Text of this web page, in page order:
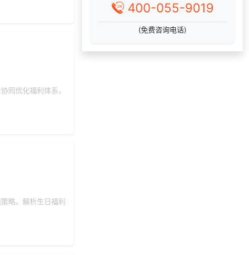
同优化福利体系，
略。解析生日福利
176***
28 天前
选择定制礼品商城
1 天前
加入分销
400-055-9019
(免费咨询电话)